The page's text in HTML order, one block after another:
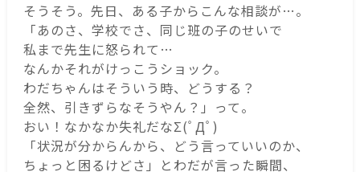
そうそう。先日、ある子からこんな相談が…。
「あのさ、学校でさ、同じ班の子のせいで
私まで先生に怒られて…
なんかそれがけっこうショック。
わだちゃんはそういう時、どうする？
全然、引きずらなそうやん？」って。
おい！なかなか失礼だなΣ(ﾟДﾟ)
「状況が分からんから、どう言っていいのか、
ちょっと困るけどさ」とわだが言った瞬間、